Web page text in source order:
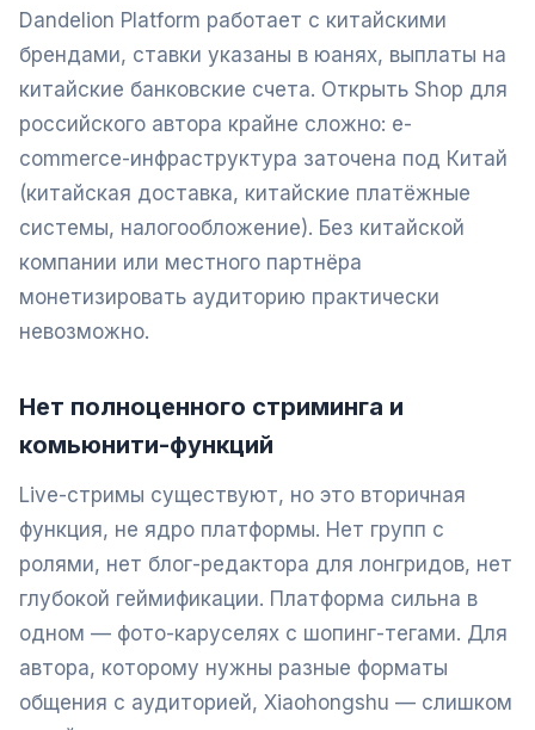
Dandelion Platform работает с китайскими
брендами, ставки указаны в юанях, выплаты на
китайские банковские счета. Открыть Shop для
российского автора крайне сложно: e-
commerce-инфраструктура заточена под Китай
(китайская доставка, китайские платёжные
системы, налогообложение). Без китайской
компании или местного партнёра
монетизировать аудиторию практически
невозможно.
Нет полноценного стриминга и
комьюнити-функций
Live-стримы существуют, но это вторичная
функция, не ядро платформы. Нет групп с
ролями, нет блог-редактора для лонгридов, нет
глубокой геймификации. Платформа сильна в
одном — фото-каруселях с шопинг-тегами. Для
автора, которому нужны разные форматы
общения с аудиторией, Xiaohongshu — слишком